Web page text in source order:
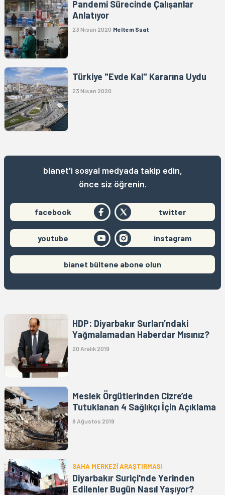
Pandemi Sürecinde Çalışanlar
Anlatıyor
23 Nisan 2020 Meltem Suat
Türkiye "Evde Kal" Kararına Uydu
23 Nisan 2020
bianet'i sosyal medyada takip edin,
önce siz öğrenin.
facebook twitter
youtube instagram
bianet bültene abone olun
HDP: Diyarbakır Surları’ndaki
Yağmalamadan Haberdar Mısınız?
20 Aralık 2019
Meslek Örgütlerinden Cizre’de
Tutuklanan 4 Sağlıkçı İçin Açıklama
8 Ağustos 2019
SAHA MERKEZİ ARAŞTIRMASI
Diyarbakır Suriçi'nde Yerinden
Edilenler Bugün Nasıl Yaşıyor?